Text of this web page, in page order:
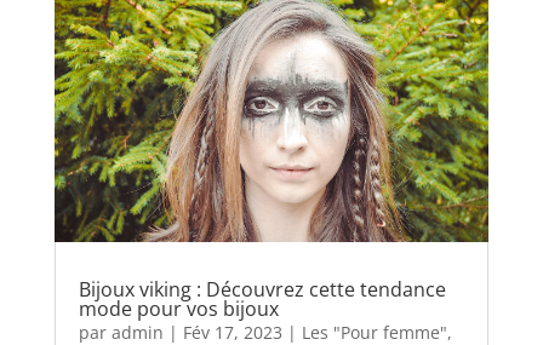
Bijoux viking : Découvrez cette tendance
mode pour vos bijoux
par admin | Fév 17, 2023 | Les "Pour femme",